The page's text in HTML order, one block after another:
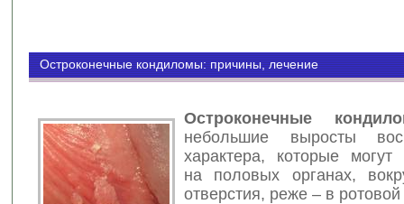
Остроконечные кондиломы: причины, лечение
Остроконечные
небольшие выросты
характера, которые могут
на половых органах,
отверстия, реже – в